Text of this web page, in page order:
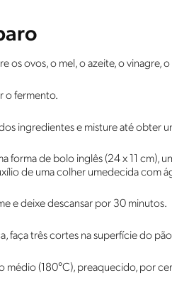
os ovos, o mel, o azeite, o vinagre,
o fermento.
ingredientes e misture até obter
forma de bolo inglês (24 x 11 cm),
de uma colher umedecida com
e deixe descansar por 30 minutos.
faça três cortes na superfície do
médio (180°C), preaquecido, por